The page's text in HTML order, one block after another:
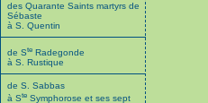
des Quarante Saints martyrs de
Sébaste
à S. Quentin
de Ste Radegonde
à S. Rustique
de S. Sabbas
à Ste Symphorose et ses sept